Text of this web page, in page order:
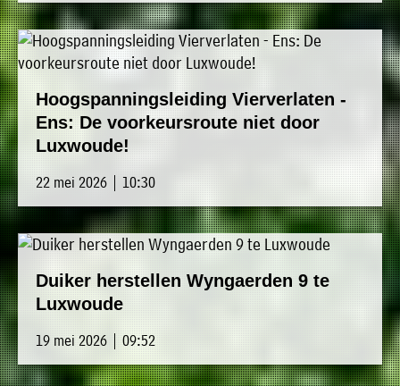
Hoogspanningsleiding Vierverlaten -
Ens: De voorkeursroute niet door
Luxwoude!
22 mei 2026 | 10:30
Duiker herstellen Wyngaerden 9 te
Luxwoude
19 mei 2026 | 09:52
verhalen
»
Dossiers
»
Contact
Nieuwsbrieven
gemeente
Opsterland